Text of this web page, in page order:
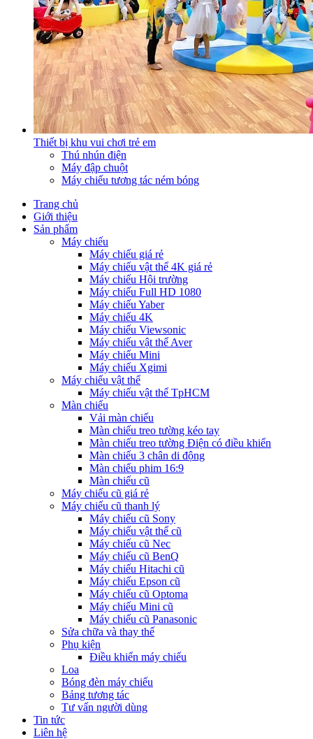
Thiết bị khu vui chơi trẻ em
Thú nhún điện
Máy đập chuột
Máy chiếu tương tác ném bóng
Trang chủ
Giới thiệu
Sản phẩm
Máy chiếu
Máy chiếu giá rẻ
Máy chiếu vật thể 4K giá rẻ
Máy chiếu Hội trường
Máy chiếu Full HD 1080
Máy chiếu Yaber
Máy chiếu 4K
Máy chiếu Viewsonic
Máy chiếu vật thể Aver
Máy chiếu Mini
Máy chiếu Xgimi
Máy chiếu vật thể
Máy chiếu vật thể TpHCM
Màn chiếu
Vải màn chiếu
Màn chiếu treo tường kéo tay
Màn chiếu treo tường Điện có điều khiển
Màn chiếu 3 chân di động
Màn chiếu phim 16:9
Màn chiếu cũ
Máy chiếu cũ giá rẻ
Máy chiếu cũ thanh lý
Máy chiếu cũ Sony
Máy chiếu vật thể cũ
Máy chiếu cũ Nec
Máy chiếu cũ BenQ
Máy chiếu Hitachi cũ
Máy chiếu Epson cũ
Máy chiếu cũ Optoma
Máy chiếu Mini cũ
Máy chiếu cũ Panasonic
Sửa chữa và thay thế
Phụ kiện
Điều khiển máy chiếu
Loa
Bóng đèn máy chiếu
Bảng tương tác
Tư vấn người dùng
Tin tức
Liên hệ